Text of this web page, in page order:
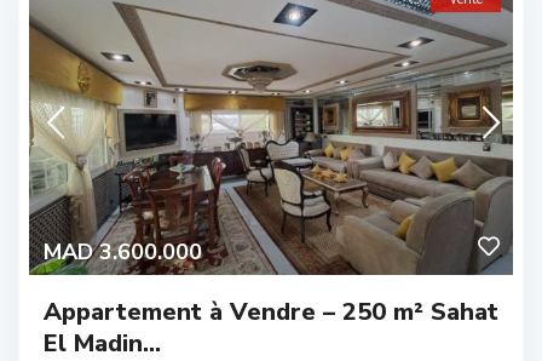
MAD 3.600.000
Appartement à Vendre – 250 m² Sahat
El Madin...